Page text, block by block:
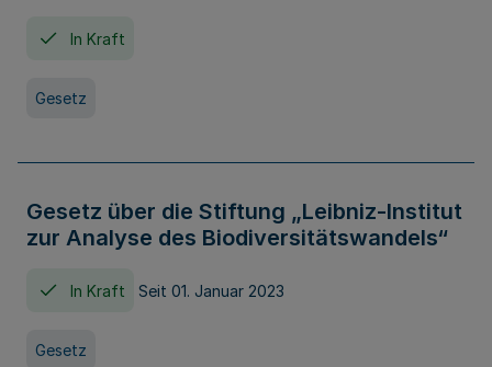
In Kraft
Gesetz
Gesetz über die Stiftung „Leibniz-Institut
zur Analyse des Biodiversitätswandels“
In Kraft Seit 01. Januar 2023
Gesetz